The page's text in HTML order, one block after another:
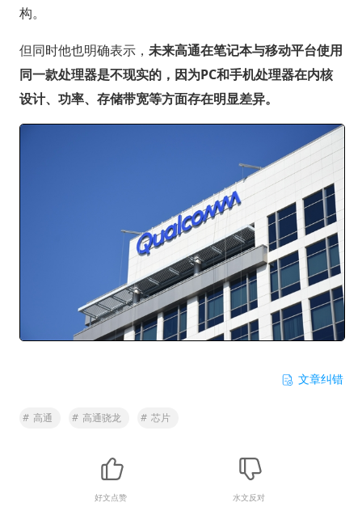
构。
但同时他也明确表示， 未来高通在笔记本与移动平台使用
同一款处理器是不现实的，因为PC和手机处理器在内核
设计、功率、存储带宽等方面存在明显差异。
文章纠错
# 高通 # 高通骁龙 # 芯片
好文点赞 水文反对